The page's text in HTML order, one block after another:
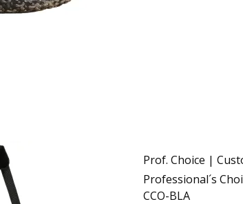
Prof. Choice |
Professional´s
CCO-BLA